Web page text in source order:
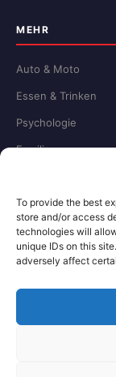
To provide the best
store and/or access
technologies will
unique IDs on this
adversely affect
MEHR
Auto & Moto
Essen & Trinken
Psychologie
Familie
RECHTLICHES
Redaktion
Impressum
Datenschutz